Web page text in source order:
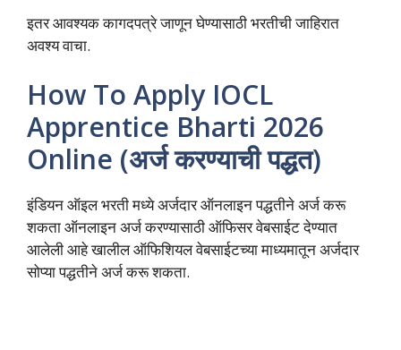
इतर आवश्यक कागदपत्रे जाणून घेण्यासाठी भरतीची जाहिरात
अवश्य वाचा.
How To Apply IOCL
Apprentice Bharti 2026
Online (अर्ज करण्याची पद्धत)
इंडियन ऑइल भरती मध्ये अर्जदार ऑनलाइन पद्धतीने अर्ज करू
शकता ऑनलाइन अर्ज करण्यासाठी ऑफिसर वेबसाईट देण्यात
आलेली आहे खालील ऑफिशियल वेबसाईटच्या माध्यमातून अर्जदार
सोप्या पद्धतीने अर्ज करू शकता.